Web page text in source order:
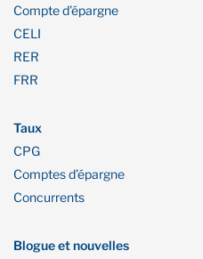
Compte d’épargne
CELI
RER
FRR
Taux
CPG
Comptes d’épargne
Concurrents
Blogue et nouvelles